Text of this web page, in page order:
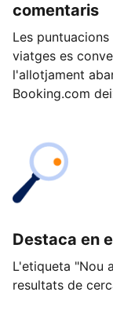
comentaris
Les
viatges es
l'allotjament
Booking.com
Destaca en
L'etiqueta "Nou
resultats de